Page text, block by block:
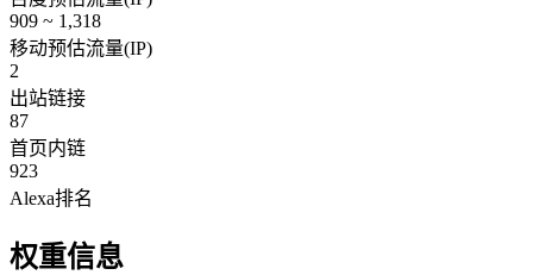
909 ~ 1,318
移动预估流量(IP)
2
出站链接
87
首页内链
923
Alexa排名
权重信息